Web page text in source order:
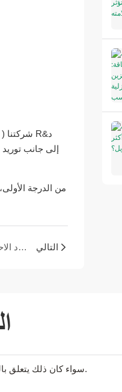
شركتنا (
LEMAX المورد الاحترافي لبطارية الليثيوم المثبتة على الحائط التالي
سواء كان ذلك يتعلق بالحلول المتطورة أو الدعم الشخصي أو التعاون السلس، فنحن هنا لنتجاوز توقعاتك.